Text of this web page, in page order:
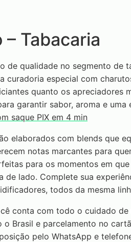
Tabacaria
de qualidade no segmento de
curadoria especial com
quanto os apreciadores
garantir sabor, aroma e uma
saque PIX em 4 min
elaborados com blends que
notas marcantes para
para os momentos em
de lado. Complete sua
todos da mesma
conta com todo o cuidado de
Brasil e parcelamento no
pelo WhatsApp e